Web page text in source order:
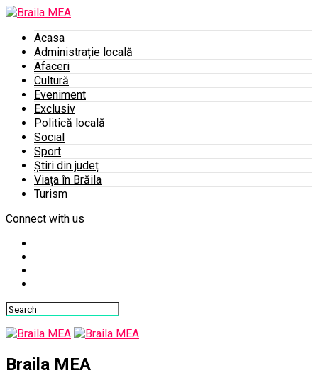
Acasa
Administrație locală
Afaceri
Cultură
Eveniment
Exclusiv
Politică locală
Social
Sport
Știri din județ
Viața în Brăila
Turism
Connect with us
Braila MEA